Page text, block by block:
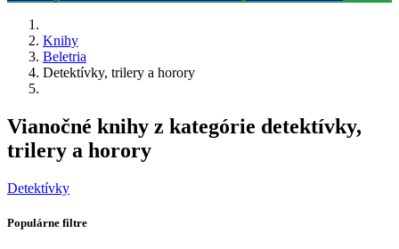
Knihy
Beletria
Detektívky, trilery a horory
Vianočné knihy z kategórie detektívky,
trilery a horory
Detektívky
Populárne filtre